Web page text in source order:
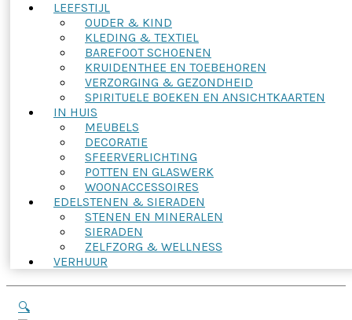
LEEFSTIJL
OUDER & KIND
KLEDING & TEXTIEL
BAREFOOT SCHOENEN
KRUIDENTHEE EN TOEBEHOREN
VERZORGING & GEZONDHEID
SPIRITUELE BOEKEN EN ANSICHTKAARTEN
IN HUIS
MEUBELS
DECORATIE
SFEERVERLICHTING
POTTEN EN GLASWERK
WOONACCESSOIRES
EDELSTENEN & SIERADEN
STENEN EN MINERALEN
SIERADEN
ZELFZORG & WELLNESS
VERHUUR
🔍